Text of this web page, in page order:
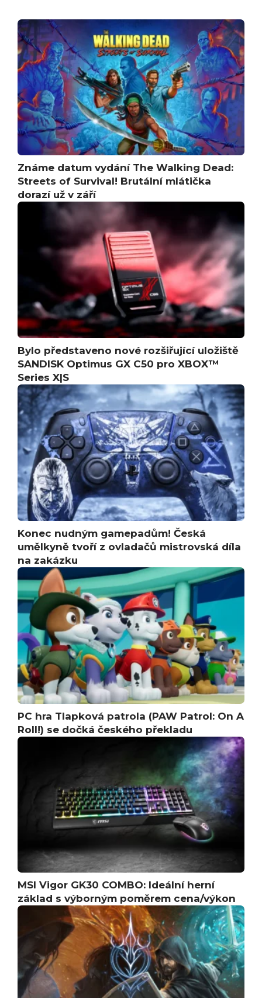
Známe datum vydání The Walking Dead:
Streets of Survival! Brutální mlátička
dorazí už v září
Bylo představeno nové rozšiřující uložiště
SANDISK Optimus GX C50 pro XBOX™
Series X|S
Konec nudným gamepadům! Česká
umělkyně tvoří z ovladačů mistrovská díla
na zakázku
PC hra Tlapková patrola (PAW Patrol: On A
Roll!) se dočká českého překladu
MSI Vigor GK30 COMBO: Ideální herní
základ s výborným poměrem cena/výkon